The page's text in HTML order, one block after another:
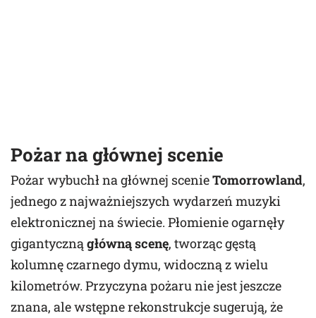
Pożar na głównej scenie
Pożar wybuchł na głównej scenieTomorrowland,
jednego z najważniejszych wydarzeń muzyki
elektronicznej na świecie. Płomienie ogarnęły
gigantycznągłówną scenę, tworząc gęstą
kolumnę czarnego dymu, widoczną z wielu
kilometrów. Przyczyna pożaru nie jest jeszcze
znana, ale wstępne rekonstrukcje sugerują, że